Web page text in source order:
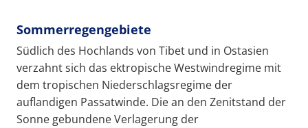
Sommerregengebiete
Südlich des Hochlands von Tibet und in Ostasien
verzahnt sich das ektropische Westwindregime mit
dem tropischen Niederschlagsregime der
auflandigen Passatwinde. Die an den Zenitstand der
Sonne gebundene Verlagerung der